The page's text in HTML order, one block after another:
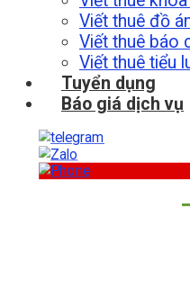
Viết thuê đồ
Viết thuê báo
Viết thuê tiểu
Tuyển dụng
Báo giá dịch vụ